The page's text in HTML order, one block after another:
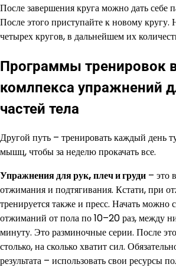
После завершения круга можно дать себе
После этого приступайте к новому
четырех кругов, в дальнейшем их
Программы тренировок
комлпекса упражнений
частей тела
Другой путь – тренировать каждый день
мышц, чтобы за неделю прокачать все.
Упражнения для рук, плеч и груди – это
отжимания и подтягивания. Кстати, при
тренируется также и пресс. Начать можно
отжиманий от пола по 10–20 раз, между
минуту. Это разминочные серии. После
столько, на сколько хватит сил.
результата – использовать свои ресурсы